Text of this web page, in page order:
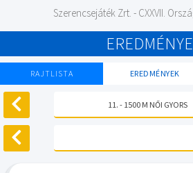
Szerencsejáték Zrt. - CXXVII.
RAJTLISTA EREDMÉNYEK
11. - 1500 M NŐI GYORS